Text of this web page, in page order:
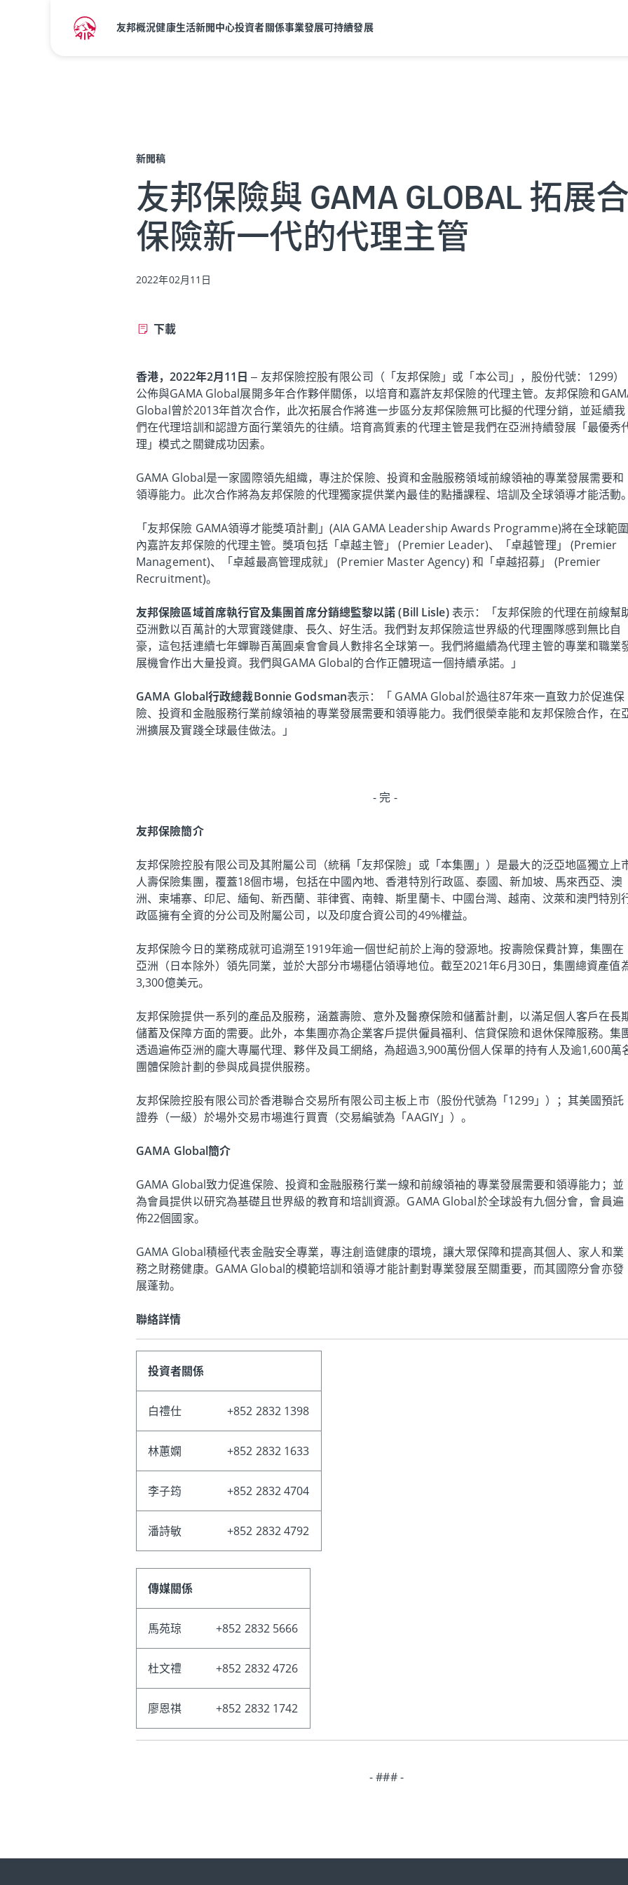
友邦概況健康生活新聞中心投資者關係事業發展可持續發展
新聞稿
友邦保險與 GAMA GLOBAL 拓展
保險新一代的代理主管
2022年02月11日
下載
香港，2022年2月11日– 友邦保險控股有限公司（「友邦保險」或「本公司」，股份代號：1299）
公佈與GAMA Global展開多年合作夥伴關係，以培育和嘉許友邦保險的代理主管。友邦保險和
Global曾於2013年首次合作，此次拓展合作將進一步區分友邦保險無可比擬的代理分銷，並延續我
們在代理培訓和認證方面行業領先的往績。培育高質素的代理主管是我們在亞洲持續發展「最優秀
理」模式之關鍵成功因素。
GAMA Global是一家國際領先組織，專注於保險、投資和金融服務領域前線領袖的專業發展需要和
領導能力。此次合作將為友邦保險的代理獨家提供業內最佳的點播課程、培訓及全球領導才能活動。
「友邦保險 GAMA領導才能獎項計劃」(AIA GAMA Leadership Awards Programme)將在全球範圍
內嘉許友邦保險的代理主管。獎項包括「卓越主管」 (Premier Leader)、「卓越管理」 (Premier
Management)、「卓越最高管理成就」 (Premier Master Agency) 和「卓越招募」 (Premier
Recruitment)。
友邦保險區域首席執行官及集團首席分銷總監黎以諾 (Bill Lisle)表示：「友邦保險的代理在前線幫
亞洲數以百萬計的大眾實踐健康、長久、好生活。我們對友邦保險這世界級的代理團隊感到無比自
豪，這包括連續七年蟬聯百萬圓桌會會員人數排名全球第一。我們將繼續為代理主管的專業和職業
展機會作出大量投資。我們與GAMA Global的合作正體現這一個持續承諾。」
GAMA Global行政總裁Bonnie Godsman表示：「 GAMA Global於過往87年來一直致力於促進保
險、投資和金融服務行業前線領袖的專業發展需要和領導能力。我們很榮幸能和友邦保險合作，在
洲擴展及實踐全球最佳做法。」
- 完 -
友邦保險簡介
友邦保險控股有限公司及其附屬公司（統稱「友邦保險」或「本集團」）是最大的泛亞地區獨立上
人壽保險集團，覆蓋18個市場，包括在中國內地、香港特別行政區、泰國、新加坡、馬來西亞、澳
洲、柬埔寨、印尼、緬甸、新西蘭、菲律賓、南韓、斯里蘭卡、中國台灣、越南、汶萊和澳門特別
政區擁有全資的分公司及附屬公司，以及印度合資公司的49%權益。
友邦保險今日的業務成就可追溯至1919年逾一個世紀前於上海的發源地。按壽險保費計算，集團在
亞洲（日本除外）領先同業，並於大部分市場穩佔領導地位。截至2021年6月30日，集團總資產值
3,300億美元。
友邦保險提供一系列的產品及服務，涵蓋壽險、意外及醫療保險和儲蓄計劃，以滿足個人客戶在長
儲蓄及保障方面的需要。此外，本集團亦為企業客戶提供僱員福利、信貸保險和退休保障服務。集
透過遍佈亞洲的龐大專屬代理、夥伴及員工網絡，為超過3,900萬份個人保單的持有人及逾1,600萬
團體保險計劃的參與成員提供服務。
友邦保險控股有限公司於香港聯合交易所有限公司主板上市（股份代號為「1299」）；其美國預託
證券（一級）於場外交易市場進行買賣（交易編號為「AAGIY」）。
GAMA Global簡介
GAMA Global致力促進保險、投資和金融服務行業一線和前線領袖的專業發展需要和領導能力；並
為會員提供以研究為基礎且世界級的教育和培訓資源。GAMA Global於全球設有九個分會，會員遍
佈22個國家。
GAMA Global積極代表金融安全專業，專注創造健康的環境，讓大眾保障和提高其個人、家人和業
務之財務健康。GAMA Global的模範培訓和領導才能計劃對專業發展至關重要，而其國際分會亦發
展蓬勃。
聯絡詳情
投資者關係
白禮仕 +852 2832 1398
林蕙嫻 +852 2832 1633
李子筠 +852 2832 4704
潘詩敏 +852 2832 4792
傳媒關係
馬苑琼 +852 2832 5666
杜文禮 +852 2832 4726
廖恩祺 +852 2832 1742
- ### -